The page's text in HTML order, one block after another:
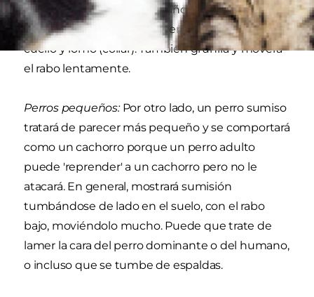
para aparentar mayor tamaño. Levantará las
orejas, hinchará el pecho y erizará el pelo de
cuello y lomo (collar). También gruñirá y moverá
el rabo lentamente.
Perros pequeños:Por otro lado, un perro sumiso
tratará de parecer más pequeño y se comportará
como un cachorro porque un perro adulto
puede 'reprender' a un cachorro pero no le
atacará. En general, mostrará sumisión
tumbándose de lado en el suelo, con el rabo
bajo, moviéndolo mucho. Puede que trate de
lamer la cara del perro dominante o del humano,
o incluso que se tumbe de espaldas.